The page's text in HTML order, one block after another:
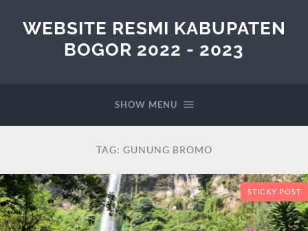
WEBSITE RESMI KABUPATEN
BOGOR 2022 - 2023
SHOW MENU
TAG: GUNUNG BROMO
STICKY POST